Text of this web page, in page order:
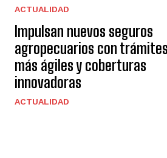
ACTUALIDAD
Impulsan nuevos seguros
agropecuarios con trámites
más ágiles y coberturas
innovadoras
ACTUALIDAD